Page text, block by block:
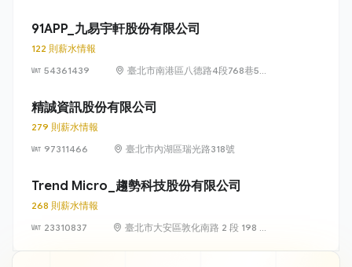
91APP_九易宇軒股份有限公司
122 則薪水情報
54361439
臺北市南港區八德路4段768巷5號
精誠資訊股份有限公司
279 則薪水情報
97311466
臺北市內湖區瑞光路318號
Trend Micro_趨勢科技股份有限公司
268 則薪水情報
23310837
臺北市大安區敦化南路 2 段 198 號